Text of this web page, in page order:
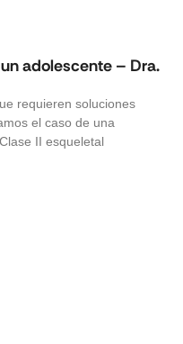
adolescente – Dra.
requieren soluciones
el caso de una
II esqueletal